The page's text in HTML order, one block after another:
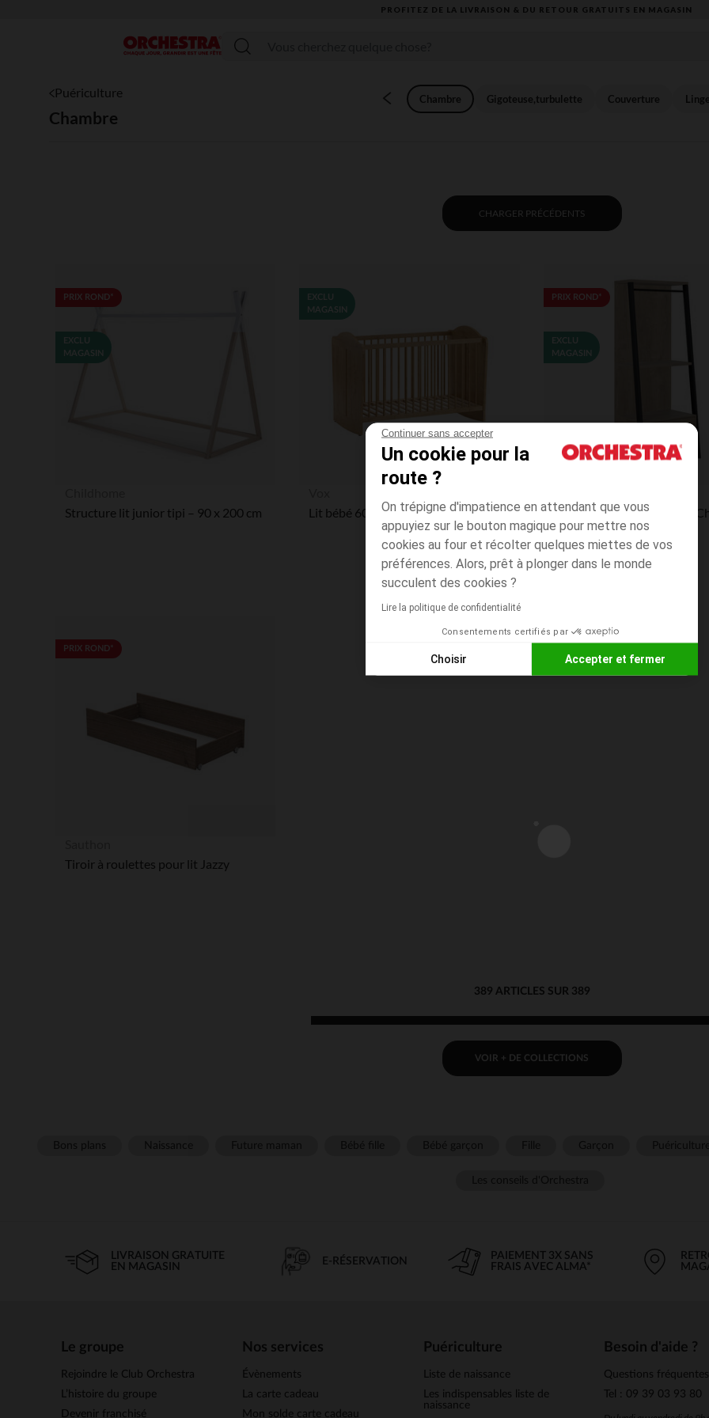
Continuer sans accepter
Un cookie pour la
route ?
On trépigne d'impatience en attendant que vous
appuyiez sur le bouton magique pour mettre nos
cookies au four et récolter quelques miettes de vos
préférences. Alors, prêt à plonger dans le monde
succulent des cookies ?
Lire la politique de confidentialité
Consentements certifiés par
Choisir Accepter et fermer
PROFITEZ DE LA LIVRAISON & DU RETOUR GRATUITS EN MAGASIN​
Menu
Puériculture
Chambre
Chambre Gigoteuse,turbulette Couverture
CHARGER PRÉCÉDENTS
PRIX ROND*
EXCLU
MAGASIN
Structure lit junior tipi – 90 x 200 cm
EXCLU
MAGASIN
Lit bébé 60 x 120 cm à bascule Megève aspect chêne
PRIX ROND*
EXCLU
MAGASIN
PRIX ROND*
Tiroir à roulettes pour lit Jazzy
389 ARTICLES SUR 389
VOIR + DE COLLECTIONS
LIVRAISON GRATUITE
EN MAGASIN
E-RÉSERVATION
PAIEMENT 3X SANS
FRAIS AVEC ALMA*
Le groupe
Rejoindre le Club Orchestra
L’histoire du groupe
Devenir franchisé
Nos services
Évènements
La carte cadeau
Mon solde carte cadeau
Puériculture
Liste de naissance
Les indispensables liste de
naissance
Besoin d'aide ?
Questions fréquentes
Tel : 09 39 03 93 80